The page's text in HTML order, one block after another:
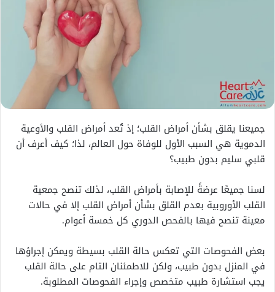
جميعنا يقلق بشأن أمراض القلب؛ إذ تُعد أمراض القلب والأوعية
الدموية هي السبب الأول للوفاة حول العالم، لذا؛ كيف أعرف أن
قلبي سليم بدون طبيب؟
لسنا جميعًا عرضةً للإصابة بأمراض القلب، لذلك تنصح جمعية
القلب الأوروبية بعدم القلق بشأن أمراض القلب إلا في حالات
معينة تنصح فيها بالفحص الدوري كل خمسة أعوام.
بعض الفحوصات التي تعكس حالة القلب بسيطة ويمكن إجراؤها
في المنزل بدون طبيب، ولكن للاطمئنان التام على حالة القلب
يجب استشارة طبيب متخصص وإجراء الفحوصات المطلوبة.